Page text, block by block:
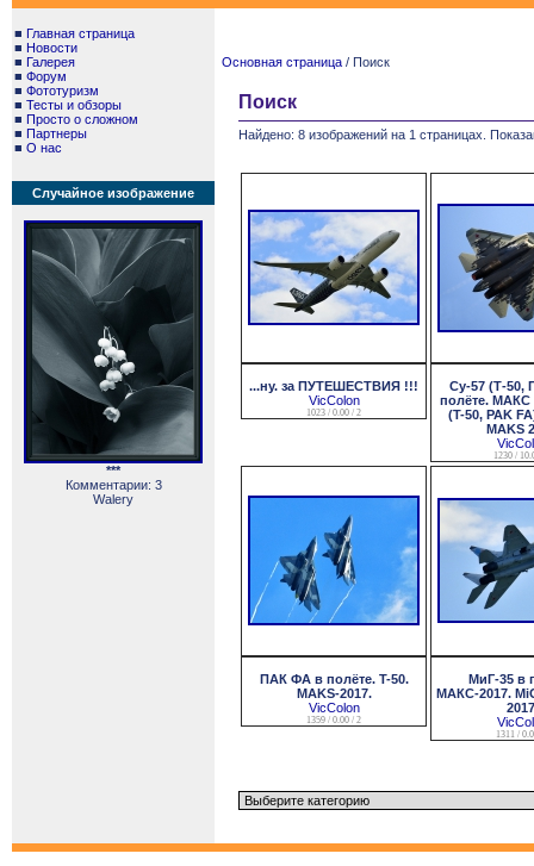
■ Главная страница
■ Новости
■ Галерея
■ Форум
■ Фототуризм
■ Тесты и обзоры
■ Просто о сложном
■ Партнеры
■ О нас
Случайное изображение
***
Комментарии: 3
Walery
Основная страница / Поиск
Поиск
Найдено: 8 изображений на 1 страницах.
...ну. за ПУТЕШЕСТВИЯ !!!
VicColon
1023 / 0.00 / 2
Су-57 (Т-50,
полёте. МАКС
(T-50, PAK
MAKS
1230 /
ПАК ФА в полёте. T-50.
MAKS-2017.
VicColon
1359 / 0.00 / 2
МиГ-35 в
МАКС-2017.
1311 /